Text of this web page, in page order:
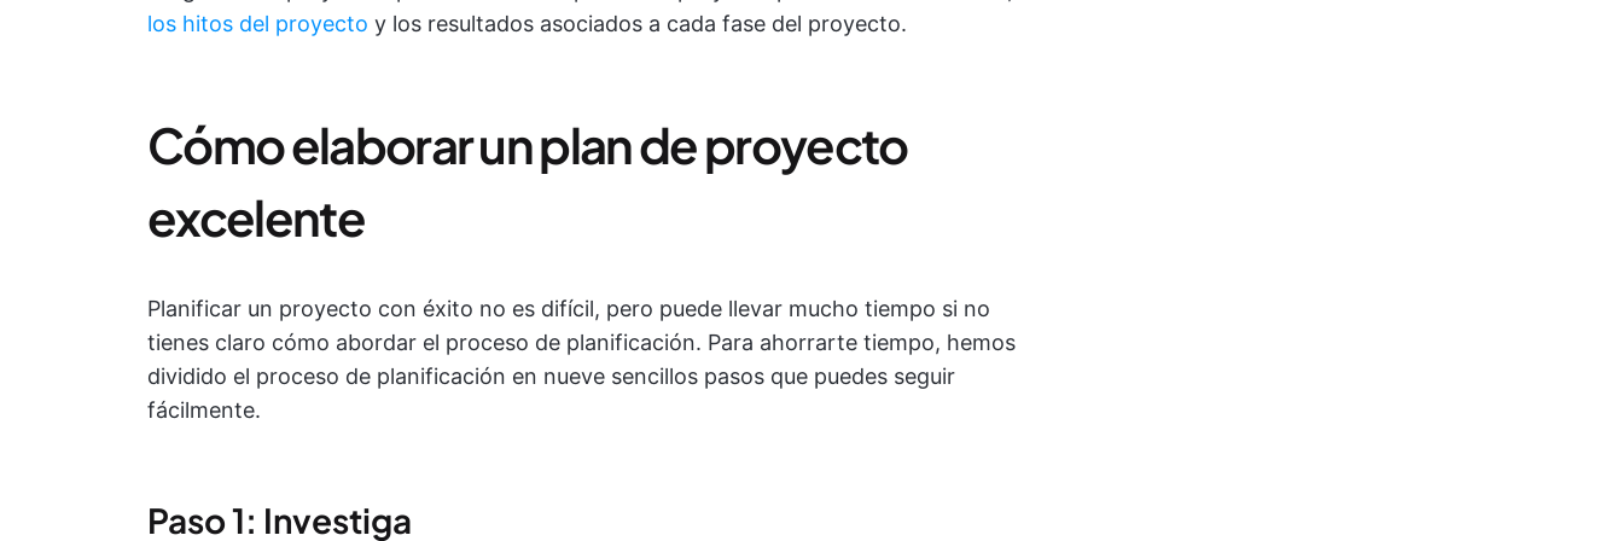
los hitos del proyecto y los resultados asociados a cada fase del proyecto.
Cómo elaborar un plan de proyecto
excelente
Planificar un proyecto con éxito no es difícil, pero puede llevar mucho tiempo si no
tienes claro cómo abordar el proceso de planificación. Para ahorrarte tiempo, hemos
dividido el proceso de planificación en nueve sencillos pasos que puedes seguir
fácilmente.
Paso 1: Investiga